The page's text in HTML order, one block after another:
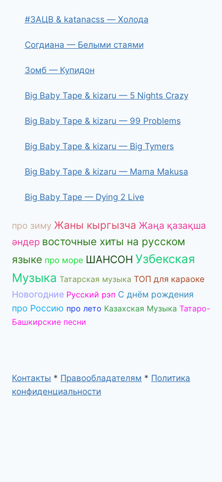
#ЗАЦВ & katanacss — Холода
Согдиана — Белыми стаями
Зомб — Купидон
Big Baby Tape & kizaru — 5 Nights Crazy
Big Baby Tape & kizaru — 99 Problems
Big Baby Tape & kizaru — Big Tymers
Big Baby Tape & kizaru — Mama Makusa
Big Baby Tape — Dying 2 Live
про зиму Жаны кыргызча Жаңа қазақша
әндер восточные хиты на русском
языке про море ШАНСОН Узбекская
Музыка Татарская музыка ТОП для караоке
Новогодние Русский рэп С днём рождения
про Россию про лето Казахская Музыка Татаро-
Башкирские песни
Контакты * Правообладателям * Политика
конфиденциальности